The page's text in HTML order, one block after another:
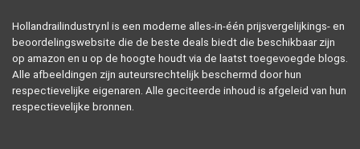
Hollandrailindustry.nl is een moderne alles-in-één prijsvergelijkings- en
beoordelingswebsite die de beste deals biedt die beschikbaar zijn
op amazon en u op de hoogte houdt via de laatst toegevoegde blogs.
Alle afbeeldingen zijn auteursrechtelijk beschermd door hun
respectievelijke eigenaren. Alle geciteerde inhoud is afgeleid van hun
respectievelijke bronnen.